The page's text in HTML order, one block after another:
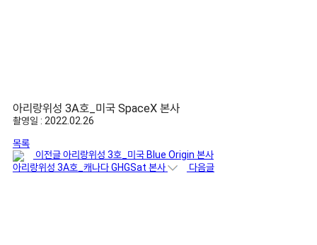
아리랑위성 3A호_미국 SpaceX 본사
촬영일 : 2022.02.26
목록
이전글아리랑위성 3호_미국 Blue Origin 본사
아리랑위성 3A호_캐나다 GHGSat 본사
다음글